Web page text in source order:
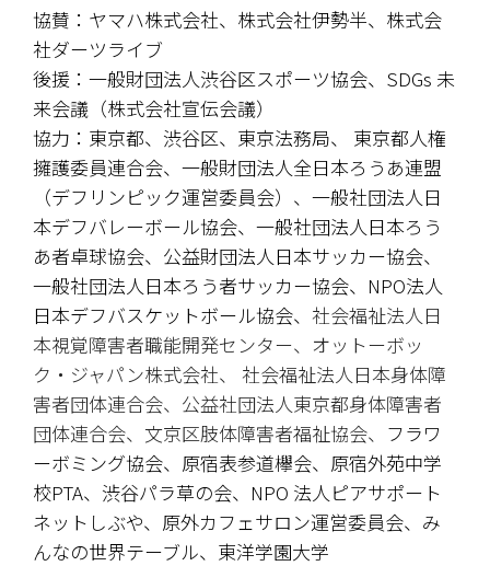
協賛：ヤマハ株式会社、株式会社伊勢半、株式会
社ダーツライブ
後援：一般財団法人渋谷区スポーツ協会、SDGs 未
来会議（株式会社宣伝会議）
協力：東京都、渋谷区、東京法務局、 東京都人権
擁護委員連合会、一般財団法人全日本ろうあ連盟
（デフリンピック運営委員会）、一般社団法人日
本デフバレーボール協会、 一般社団法人 日本ろう
あ者卓球協会、公益財団法人日本サッカー協会、
一般社団法人 日本ろう者サッカー協会、NPO法人
日本デフバスケットボール協会、 社会福祉法人日
本視覚障害者職能開発センター、オットーボッ
ク・ジャパン株式会社、 社会福祉法人日本身体障
害者団体連合会、公益社団法人東京都身体障害者
団体連合会、文京区肢体障害者福祉協会、 フラワ
ーボミング協会、 原宿表参道欅会、原宿外苑中学
校PTA、渋谷パラ草の会、NPO 法人ピアサポート
ネットしぶや、原外カフェサロン運営委員会、み
んなの世界テーブル、東洋学園大学